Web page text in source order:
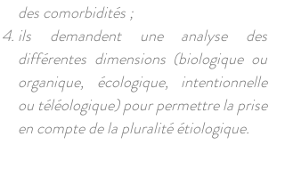
des comorbidités ;
ils demandent une analyse des
différentes dimensions (biologique ou
organique, écologique, intentionnelle
ou téléologique) pour permettre la prise
en compte de la pluralité étiologique.